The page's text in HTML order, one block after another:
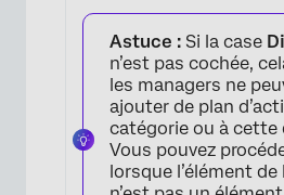
Astuce : Si la case
n’est pas cochée,
les managers ne
ajouter de plan
catégorie ou à cette
Vous pouvez
lorsque l’élément de